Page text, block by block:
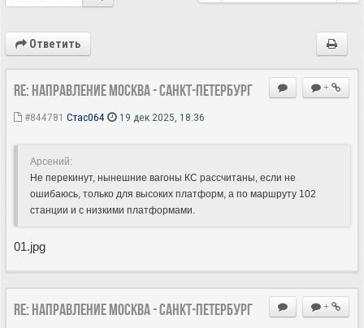
Ответить
+
Re: Направление Москва - Санкт-Петербург
#844781 Стас064 19 дек 2025, 18:36
Арсений:
Не перекинут, нынешние вагоны КС рассчитаны, если не
ошибаюсь, только для высоких платформ, а по маршруту 102
станции и с низкими платформами.
01.jpg
+
Re: Направление Москва - Санкт-Петербург